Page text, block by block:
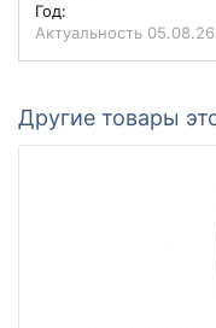
Год:
Актуальность 05.08.26
Другие товары